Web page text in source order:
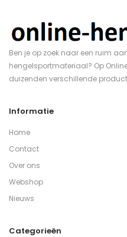
Ben je op zoek naar een ruim
hengelsportmateriaal? Op
duizenden verschillende
Informatie
Home
Contact
Over ons
Webshop
Nieuws
Categorieën